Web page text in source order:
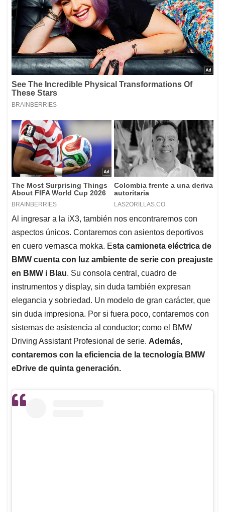
Al ingresar a la iX3, también nos encontraremos con
aspectos únicos. Contaremos con asientos deportivos
en cuero vernasca mokka. Esta camioneta eléctrica de
BMW cuenta con luz ambiente de serie con preajuste
en BMW i Blau. Su consola central, cuadro de
instrumentos y display, sin duda también expresan
elegancia y sobriedad. Un modelo de gran carácter, que
sin duda impresiona. Por si fuera poco, contaremos con
sistemas de asistencia al conductor; como el BMW
Driving Assistant Profesional de serie. Además,
contaremos con la eficiencia de la tecnología BMW
eDrive de quinta generación.